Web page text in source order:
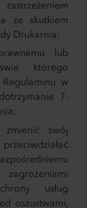
ze skutkiem
Drukarnia:
lub
którego
w
7-
swój
usług
oszustwami,